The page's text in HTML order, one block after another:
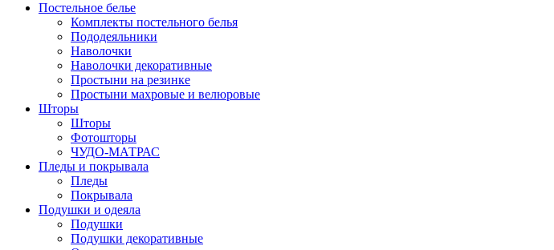
Постельное белье
Комплекты постельного белья
Пододеяльники
Наволочки
Наволочки декоративные
Простыни на резинке
Простыни махровые и велюровые
Шторы
Шторы
Фотошторы
ЧУДО-МАТРАС
Пледы и покрывала
Пледы
Покрывала
Подушки и одеяла
Подушки
Подушки декоративные